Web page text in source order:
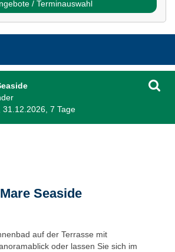
/ Terminauswahl
7 Tage
Seaside
auf der Terrasse mit
oder lassen Sie sich im